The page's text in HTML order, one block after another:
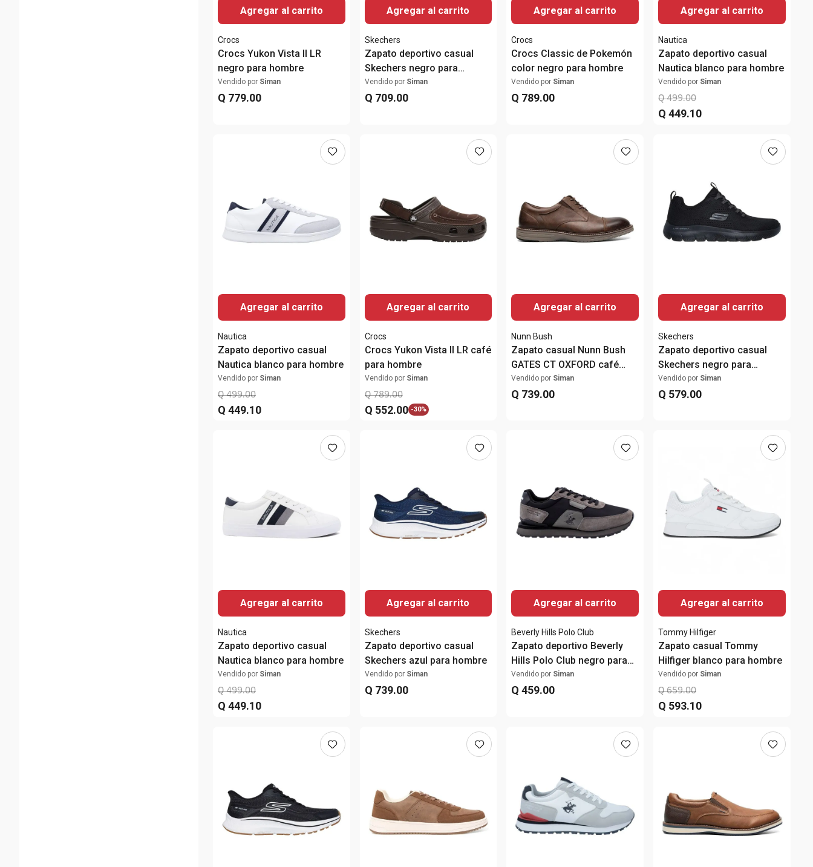
Agregar al carrito
Crocs
Crocs Yukon Vista II LR
negro para hombre
Vendido por Siman
Q 779.00
Agregar al carrito
Skechers
Zapato deportivo casual
Skechers negro para
hombre
Vendido por Siman
Q 709.00
Agregar al carrito
Crocs
Crocs Classic de Pokemón
color negro para hombre
Vendido por Siman
Q 789.00
Agregar al carrito
Nautica
Zapato deportivo casual
Nautica blanco para hombre
Vendido por Siman
Q 499.00
Q 449.10
Agregar al carrito
Nautica
Zapato deportivo casual
Nautica blanco para hombre
Vendido por Siman
Q 499.00
Q 449.10
Agregar al carrito
Crocs
Crocs Yukon Vista II LR café
para hombre
Vendido por Siman
Q 789.00
Q 552.00 -30%
Agregar al carrito
Nunn Bush
Zapato casual Nunn Bush
GATES CT OXFORD café
para hombre
Vendido por Siman
Q 739.00
Agregar al carrito
Skechers
Zapato deportivo casual
Skechers negro para
hombre
Vendido por Siman
Q 579.00
Agregar al carrito
Nautica
Zapato deportivo casual
Nautica blanco para hombre
Vendido por Siman
Q 499.00
Q 449.10
Agregar al carrito
Skechers
Zapato deportivo casual
Skechers azul para hombre
Vendido por Siman
Q 739.00
Agregar al carrito
Beverly Hills Polo Club
Zapato deportivo Beverly
Hills Polo Club negro para
hombre
Vendido por Siman
Q 459.00
Agregar al carrito
Tommy Hilfiger
Zapato casual Tommy
Hilfiger blanco para hombre
Vendido por Siman
Q 659.00
Q 593.10